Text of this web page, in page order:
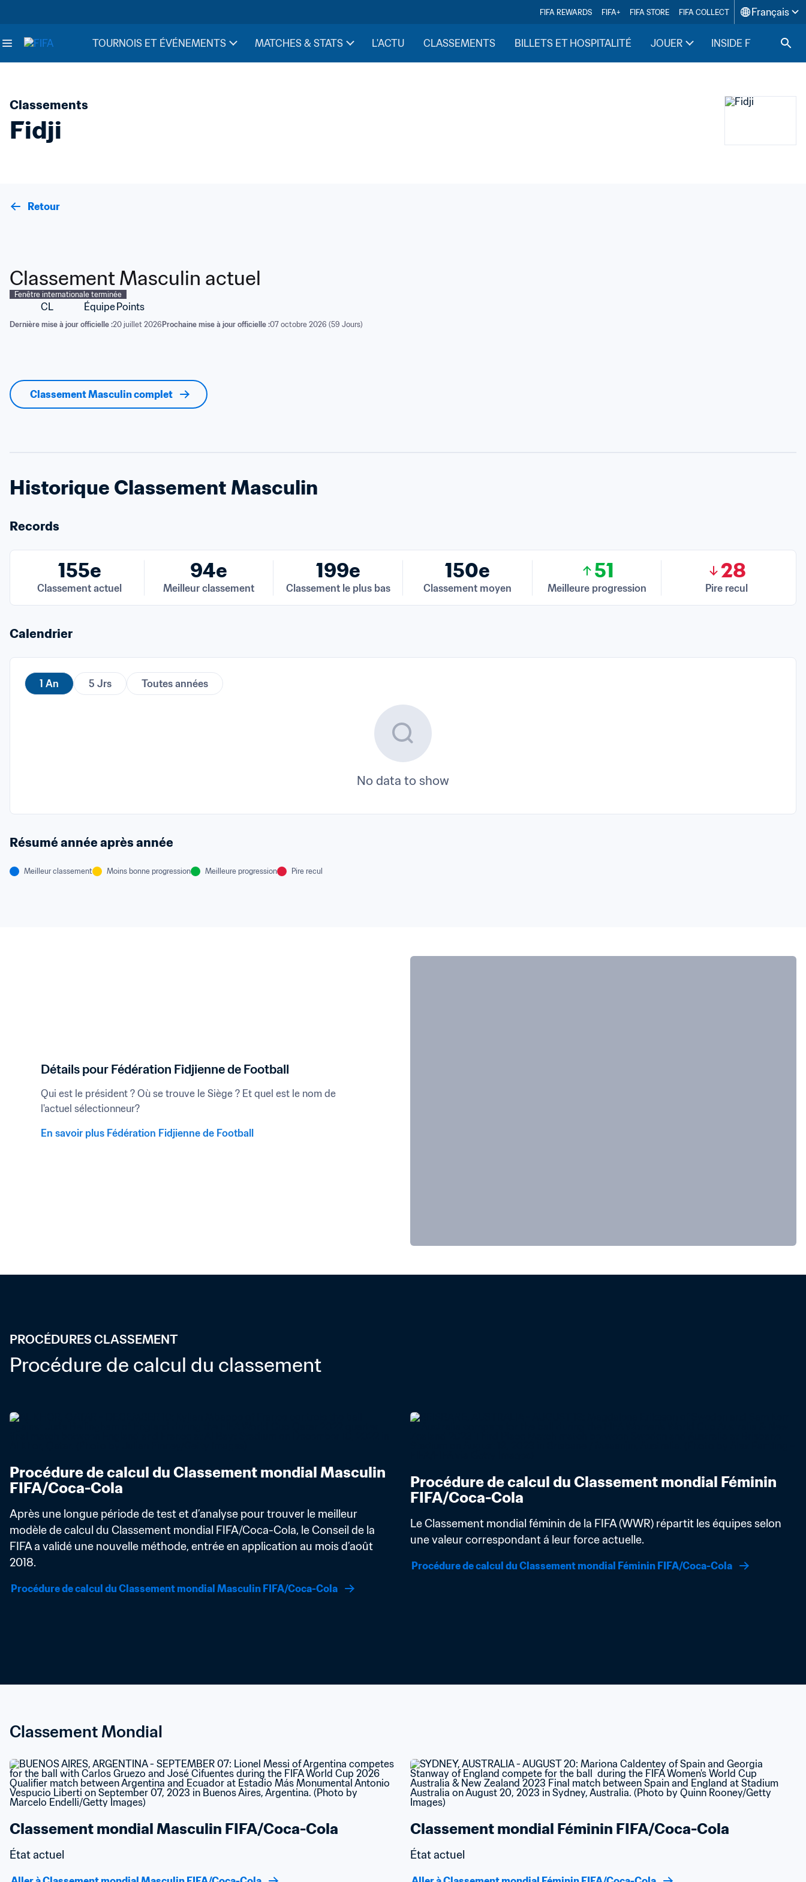
FIFA REWARDS FIFA+ FIFA STORE FIFA COLLECT Français
TOURNOIS ET ÉVÉNEMENTS MATCHES & STATS L'ACTU CLASSEMENTS BILLETS ET HOSPITALITÉ JOUER INSIDE FIFA
Classements
Fidji
Retour
Classement Masculin actuel
Fenêtre internationale terminée
CL Équipe Points
Dernière mise à jour officielle :20 juillet 2026 Prochaine mise à jour officielle :07 octobre 2026 (59 Jours)
Classement Masculin complet
Historique Classement Masculin
Records
155e
Classement actuel
94e
Meilleur classement
199e
Classement le plus bas
150e
Classement moyen
51
Meilleure progression
28
Pire recul
Calendrier
1 An 5 Jrs Toutes années
No data to show
Résumé année après année
Meilleur classement Moins bonne progression Meilleure progression Pire recul
Détails pour Fédération Fidjienne de Football
Qui est le président ? Où se trouve le Siège ? Et quel est le nom de
l'actuel sélectionneur?
En savoir plus Fédération Fidjienne de Football
PROCÉDURES CLASSEMENT
Procédure de calcul du classement
Procédure de calcul du Classement mondial Masculin
FIFA/Coca-Cola
Après une longue période de test et d’analyse pour trouver le meilleur
modèle de calcul du Classement mondial FIFA/Coca-Cola, le Conseil de la
FIFA a validé une nouvelle méthode, entrée en application au mois d’août
2018.
Procédure de calcul du Classement mondial Masculin FIFA/Coca-Cola
Procédure de calcul du Classement mondial Féminin
FIFA/Coca-Cola
Le Classement mondial féminin de la FIFA (WWR) répartit les équipes selon
une valeur correspondant á leur force actuelle.
Procédure de calcul du Classement mondial Féminin FIFA/Coca-Cola
Classement Mondial
Classement mondial Masculin FIFA/Coca-Cola
État actuel
Classement mondial Féminin FIFA/Coca-Cola
État actuel